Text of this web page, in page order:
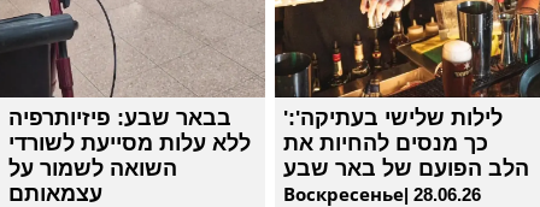
בבאר שבע: פיזיותרפיה
ללא עלות מסייעת לשורדי
השואה לשמור על
עצמאותם
'לילות שלישי בעתיקה':
כך מנסים להחיות את
הלב הפועם של באר שבע
Воскресенье| 28.06.26